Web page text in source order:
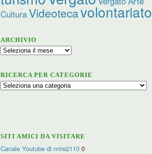
CulturaVideotecavolontariato
ARCHIVIO
Archivio
RICERCA PER CATEGORIE
Ricerca
SITI AMICI DA VISITARE
Canale Youtube di mire2110 0